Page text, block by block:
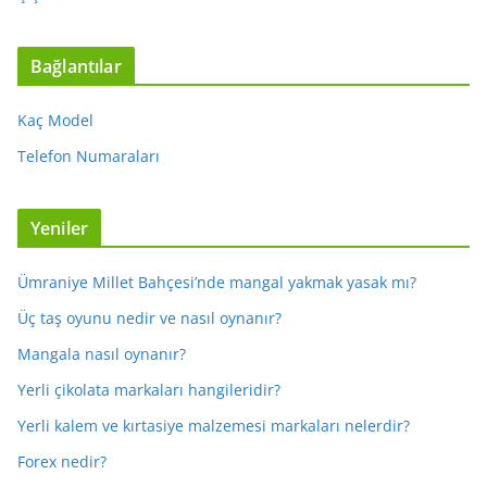
Bağlantılar
Kaç Model
Telefon Numaraları
Yeniler
Ümraniye Millet Bahçesi’nde mangal yakmak yasak mı?
Üç taş oyunu nedir ve nasıl oynanır?
Mangala nasıl oynanır?
Yerli çikolata markaları hangileridir?
Yerli kalem ve kırtasiye malzemesi markaları nelerdir?
Forex nedir?